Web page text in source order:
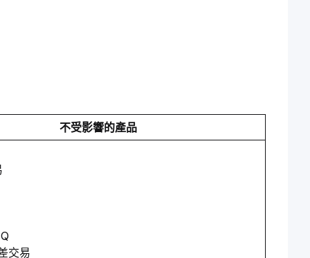
不受影響的產品
交易